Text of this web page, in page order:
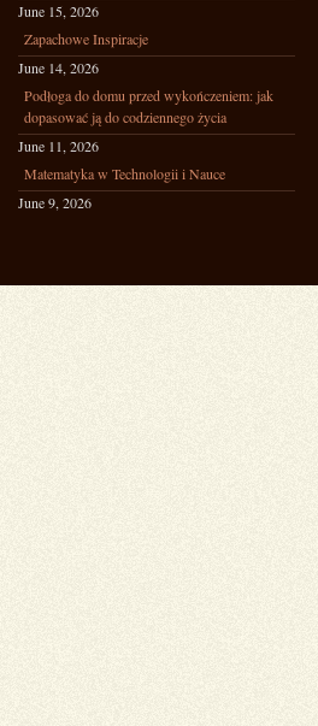
June 15, 2026
Zapachowe Inspiracje
June 14, 2026
Podłoga do domu przed wykończeniem: jak
dopasować ją do codziennego życia
June 11, 2026
Matematyka w Technologii i Nauce
June 9, 2026